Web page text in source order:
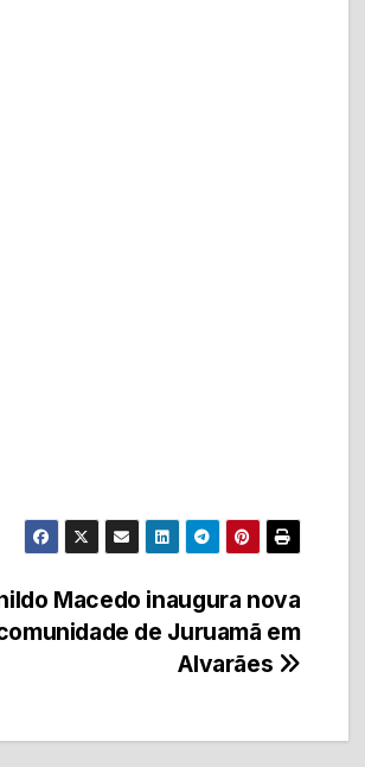
Macedo inaugura nova
de Juruamã em
Alvarães